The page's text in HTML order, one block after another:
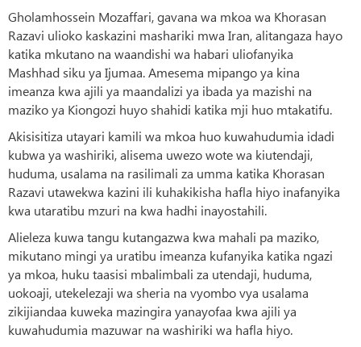
Gholamhossein Mozaffari, gavana wa mkoa wa Khorasan
Razavi ulioko kaskazini mashariki mwa Iran, alitangaza hayo
katika mkutano na waandishi wa habari uliofanyika
Mashhad siku ya Ijumaa. Amesema mipango ya kina
imeanza kwa ajili ya maandalizi ya ibada ya mazishi na
maziko ya Kiongozi huyo shahidi katika mji huo mtakatifu.
Akisisitiza utayari kamili wa mkoa huo kuwahudumia idadi
kubwa ya washiriki, alisema uwezo wote wa kiutendaji,
huduma, usalama na rasilimali za umma katika Khorasan
Razavi utawekwa kazini ili kuhakikisha hafla hiyo inafanyika
kwa utaratibu mzuri na kwa hadhi inayostahili.
Alieleza kuwa tangu kutangazwa kwa mahali pa maziko,
mikutano mingi ya uratibu imeanza kufanyika katika ngazi
ya mkoa, huku taasisi mbalimbali za utendaji, huduma,
uokoaji, utekelezaji wa sheria na vyombo vya usalama
zikijiandaa kuweka mazingira yanayofaa kwa ajili ya
kuwahudumia mazuwar na washiriki wa hafla hiyo.